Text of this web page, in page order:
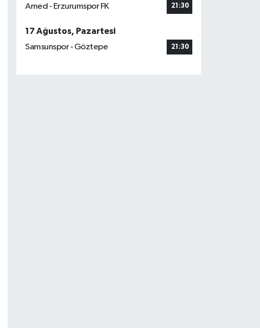
Amed - Erzurumspor FK 21:30
17 Ağustos, Pazartesi
Samsunspor - Göztepe
21:30